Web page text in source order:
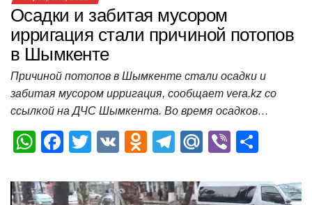
Осадки и забитая мусором
ирригация стали причиной потопов
в Шымкенте
Причиной потопов в Шымкенте стали осадки и
забитая мусором ирригация, сообщает vera.kz со
ссылкой на ДЧС Шымкента. Во время осадков…
W
at
F
c
T
tt
V
O
n
T
e
M
.R
Vi
er п